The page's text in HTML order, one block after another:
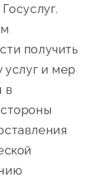
получить
услуг и мер
в